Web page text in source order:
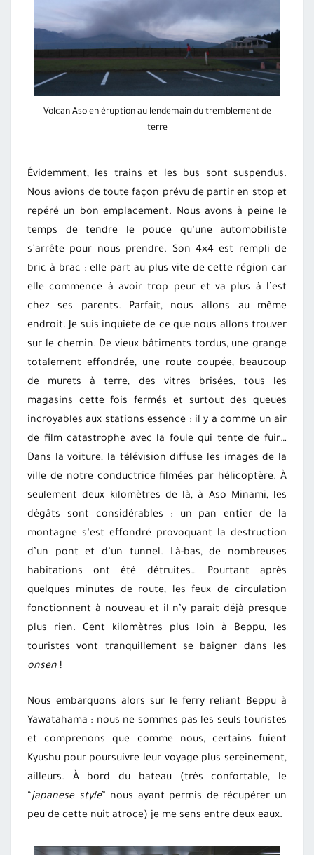
Volcan Aso en éruption au lendemain du tremblement de
terre
Évidemment, les trains et les bus sont suspendus.
Nous avions de toute façon prévu de partir en stop et
repéré un bon emplacement. Nous avons à peine le
temps de tendre le pouce qu’une automobiliste
s’arrête pour nous prendre. Son 4×4 est rempli de
bric à brac : elle part au plus vite de cette région car
elle commence à avoir trop peur et va plus à l’est
chez ses parents. Parfait, nous allons au même
endroit. Je suis inquiète de ce que nous allons trouver
sur le chemin. De vieux bâtiments tordus, une grange
totalement effondrée, une route coupée, beaucoup
de murets à terre, des vitres brisées, tous les
magasins cette fois fermés et surtout des queues
incroyables aux stations essence : il y a comme un air
de film catastrophe avec la foule qui tente de fuir…
Dans la voiture, la télévision diffuse les images de la
ville de notre conductrice filmées par hélicoptère. À
seulement deux kilomètres de là, à Aso Minami, les
dégâts sont considérables : un pan entier de la
montagne s’est effondré provoquant la destruction
d’un pont et d’un tunnel. Là-bas, de nombreuses
habitations ont été détruites… Pourtant après
quelques minutes de route, les feux de circulation
fonctionnent à nouveau et il n’y parait déjà presque
plus rien. Cent kilomètres plus loin à Beppu, les
touristes vont tranquillement se baigner dans les
onsen !
Nous embarquons alors sur le ferry reliant Beppu à
Yawatahama : nous ne sommes pas les seuls touristes
et comprenons que comme nous, certains fuient
Kyushu pour poursuivre leur voyage plus sereinement,
ailleurs. À bord du bateau (très confortable, le
“japanese style” nous ayant permis de récupérer un
peu de cette nuit atroce) je me sens entre deux eaux.